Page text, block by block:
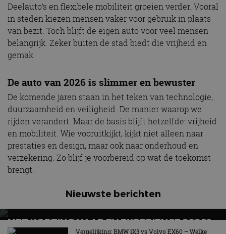
Deelauto’s en flexibele mobiliteit groeien verder. Vooral
in steden kiezen mensen vaker voor gebruik in plaats
van bezit. Toch blijft de eigen auto voor veel mensen
belangrijk. Zeker buiten de stad biedt die vrijheid en
gemak.
De auto van 2026 is slimmer en bewuster
De komende jaren staan in het teken van technologie,
duurzaamheid en veiligheid. De manier waarop we
rijden verandert. Maar de basis blijft hetzelfde: vrijheid
en mobiliteit. Wie vooruitkijkt, kijkt niet alleen naar
prestaties en design, maar ook naar onderhoud en
verzekering. Zo blijf je voorbereid op wat de toekomst
brengt.
Nieuwste berichten
MET KORTING NAAR EV EXPERIENCE 2026?
Vergelijking: BMW iX3 vs Volvo EX60 – Welke